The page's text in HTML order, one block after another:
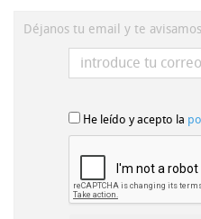
Déjanos tu email y te
He leído y acepto la